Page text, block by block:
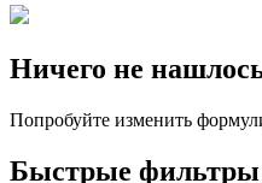
Ничего не
Попробуйте изменить
Быстрые фильтры